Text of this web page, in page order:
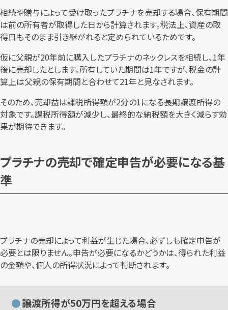
相続や贈与によって受け取ったプラチナを売却する場合、保有期間
は前の所有者が取得した日から計算されます。税法上、資産の取
得日もそのまま引き継がれると定められているためです。
仮に父親が20年前に購入したプラチナのネックレスを相続し、1年
後に売却したとします。所有していた期間は1年ですが、税金の計
算上は父親の保有期間と合わせて21年と見なされます。
そのため、売却益は課税所得額が2分の1になる長期譲渡所得の
対象です。課税所得額が減少し、最終的な納税額を大きく減らす効
果が期待できます。
プラチナの売却で確定申告が必要になる基
準
プラチナの売却によって利益が生じた場合、必ずしも確定申告が
必要とは限りません。申告が必要になるかどうかは、得られた利益
の金額や、個人の所得状況によって判断されます。
譲渡所得が50万円を超える場合